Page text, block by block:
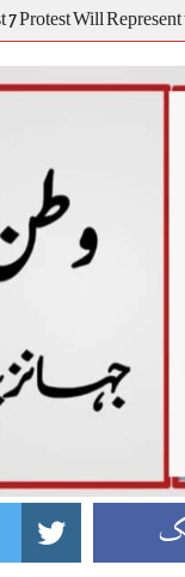
August 7 Protest Will